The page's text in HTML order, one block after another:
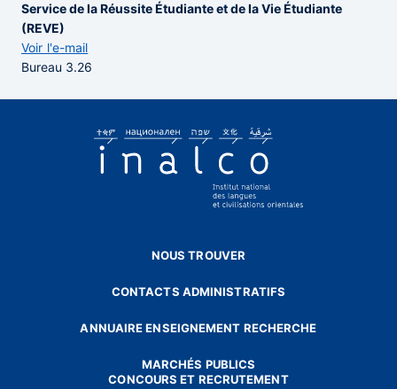
Service de la Réussite Étudiante et de la Vie Étudiante
(REVE)
Voir l'e-mail
Bureau 3.26
NOUS TROUVER
CONTACTS ADMINISTRATIFS
ANNUAIRE ENSEIGNEMENT RECHERCHE
MARCHÉS PUBLICS
CONCOURS ET RECRUTEMENT